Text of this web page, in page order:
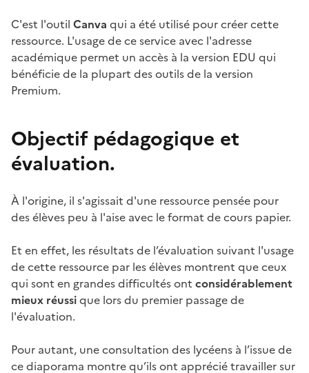
C'est l'outil Canva qui a été utilisé pour créer cette
ressource. L'usage de ce service avec l'adresse
académique permet un accès à la version EDU qui
bénéficie de la plupart des outils de la version
Premium.
Objectif pédagogique et
évaluation.
À l'origine, il s'agissait d'une ressource pensée pour
des élèves peu à l'aise avec le format de cours papier.
Et en effet, les résultats de l’évaluation suivant l'usage
de cette ressource par les élèves montrent que ceux
qui sont en grandes difficultés ont considérablement
mieux réussique lors du premier passage de
l'évaluation.
Pour autant, une consultation des lycéens à l’issue de
ce diaporama montre qu’ils ont apprécié travailler sur